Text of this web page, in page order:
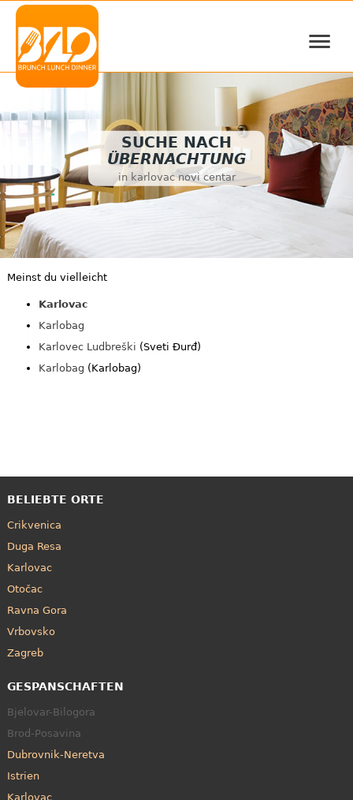
≡
SUCHE NACH
ÜBERNACHTUNG
in karlovac novi centar
Meinst du vielleicht
Karlovac
Karlobag
Karlovec Ludbreški (Sveti Đurđ)
Karlobag (Karlobag)
BELIEBTE ORTE
Crikvenica
Duga Resa
Karlovac
Otočac
Ravna Gora
Vrbovsko
Zagreb
GESPANSCHAFTEN
Bjelovar-Bilogora
Brod-Posavina
Dubrovnik-Neretva
Istrien
Karlovac